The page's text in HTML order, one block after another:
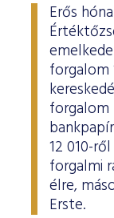
Erős
forgalom
forgalom
12 010-
forgalmi
élre,
Erste.